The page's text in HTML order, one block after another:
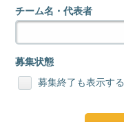
チーム名・代表者
募集状態
募集終了も表示する